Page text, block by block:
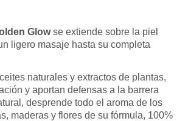
Glowse extiende sobre la piel
ligero masaje hasta su completa
naturales y extractos de plantas,
y aportan defensas a la barrera
desprende todo el aroma de los
maderas y flores de su fórmula, 100%